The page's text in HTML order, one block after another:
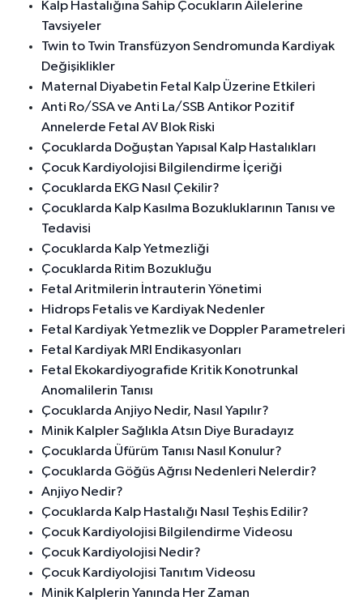
Kalp Hastalığına Sahip Çocukların Ailelerine
Tavsiyeler
Twin to Twin Transfüzyon Sendromunda Kardiyak
Değişiklikler
Maternal Diyabetin Fetal Kalp Üzerine Etkileri
Anti Ro/SSA ve Anti La/SSB Antikor Pozitif
Annelerde Fetal AV Blok Riski
Çocuklarda Doğuştan Yapısal Kalp Hastalıkları
Çocuk Kardiyolojisi Bilgilendirme İçeriği
Çocuklarda EKG Nasıl Çekilir?
Çocuklarda Kalp Kasılma Bozukluklarının Tanısı ve
Tedavisi
Çocuklarda Kalp Yetmezliği
Çocuklarda Ritim Bozukluğu
Fetal Aritmilerin İntrauterin Yönetimi
Hidrops Fetalis ve Kardiyak Nedenler
Fetal Kardiyak Yetmezlik ve Doppler Parametreleri
Fetal Kardiyak MRI Endikasyonları
Fetal Ekokardiyografide Kritik Konotrunkal
Anomalilerin Tanısı
Çocuklarda Anjiyo Nedir, Nasıl Yapılır?
Minik Kalpler Sağlıkla Atsın Diye Buradayız
Çocuklarda Üfürüm Tanısı Nasıl Konulur?
Çocuklarda Göğüs Ağrısı Nedenleri Nelerdir?
Anjiyo Nedir?
Çocuklarda Kalp Hastalığı Nasıl Teşhis Edilir?
Çocuk Kardiyolojisi Bilgilendirme Videosu
Çocuk Kardiyolojisi Nedir?
Çocuk Kardiyolojisi Tanıtım Videosu
Minik Kalplerin Yanında Her Zaman